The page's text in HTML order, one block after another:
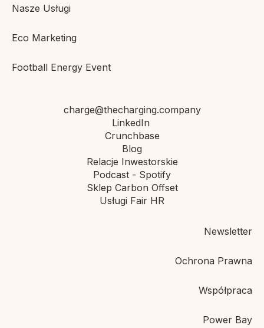
Nasze Usługi
Eco Marketing
Football Energy Event
charge@thecharging.company
LinkedIn
Crunchbase
Blog
Relacje Inwestorskie
Podcast - Spotify
Sklep Carbon Offset
Usługi Fair HR
Newsletter
Ochrona Prawna
Współpraca
Power Bay